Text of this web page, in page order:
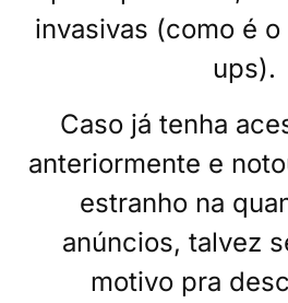
invasivas (como é
ups).
Caso já tenha
anteriormente e
estranho na
anúncios, talvez
motivo pra